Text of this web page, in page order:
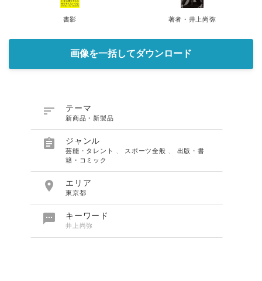
書影 著者・井上尚弥
画像を一括してダウンロード
 テーマ
新商品・新製品
 ジャンル
芸能・タレント スポーツ全般
出版・書
籍・コミック
 エリア
東京都
 キーワード
井上尚弥